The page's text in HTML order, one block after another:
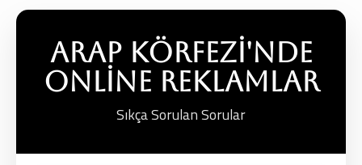
Arap Körfezi'nde
Online Reklamlar
Sıkça Sorulan Sorular